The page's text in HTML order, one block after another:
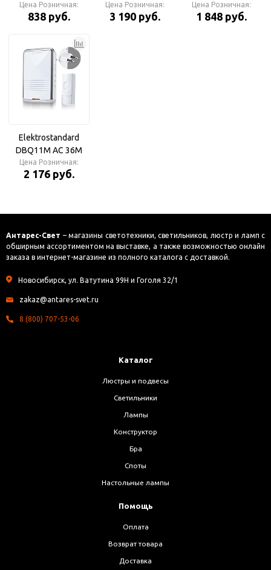
белый/серый
Цена Розничная:
838 руб.
ПОД ЗАКАЗ
Цена Розничная:
3 190 руб.
серебряный
Дверной звонок
Цена Розничная:
1 848 руб.
Elektrostandard
DBQ11M AC 36M
белый Дверной
звонок
Цена Розничная:
2 176 руб.
Антарес-Свет – магазины светотехники, светильников, люстр и ламп с
обширным ассортиментом на выставке, а также возможностью онлайн
заказа в интернет-магазине из полного каталога с доставкой.
Новосибирск, ул. Ватутина 99Н и Гоголя 32/1
zakaz@antares-svet.ru
8 (800) 707-53-06
Каталог
Люстры и подвесы
Светильники
Лампы
Конструктор
Бра
Споты
Настольные лампы
Помощь
Оплата
Возврат товара
Доставка